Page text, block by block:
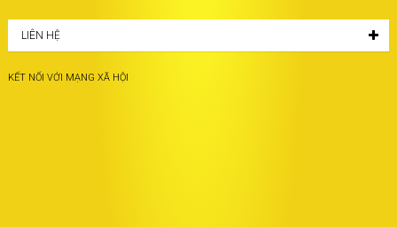
LIÊN HỆ
KẾT NỐI VỚI MẠNG XÃ HỘI